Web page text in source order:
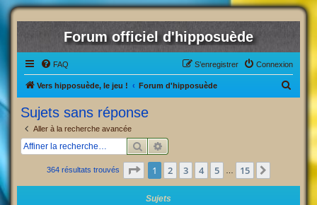
Forum officiel d'hipposuède
FAQ Connexion
S’enregistrer
Vers hipposuède, le jeu ! Forum d'hipposuède
c
Sujets sans réponse
Aller à la recherche avancée
Rechercher
364 résultats trouvés Page 1sur15
1 2 3 4 5 15
Sujets